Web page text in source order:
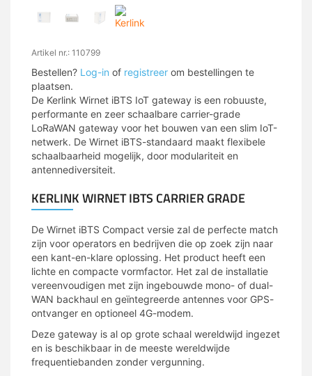
Artikel nr.: 110799
Bestellen? Log-in of registreer om bestellingen te
plaatsen.
De Kerlink Wirnet iBTS IoT gateway is een robuuste,
performante en zeer schaalbare carrier-grade
LoRaWAN gateway voor het bouwen van een slim IoT-
netwerk. De Wirnet iBTS-standaard maakt flexibele
schaalbaarheid mogelijk, door modulariteit en
antennediversiteit.
KERLINK WIRNET IBTS CARRIER GRADE
De Wirnet iBTS Compact versie zal de perfecte match
zijn voor operators en bedrijven die op zoek zijn naar
een kant-en-klare oplossing. Het product heeft een
lichte en compacte vormfactor. Het zal de installatie
vereenvoudigen met zijn ingebouwde mono- of dual-
WAN backhaul en geïntegreerde antennes voor GPS-
ontvanger en optioneel 4G-modem.
Deze gateway is al op grote schaal wereldwijd ingezet
en is beschikbaar in de meeste wereldwijde
frequentiebanden zonder vergunning.